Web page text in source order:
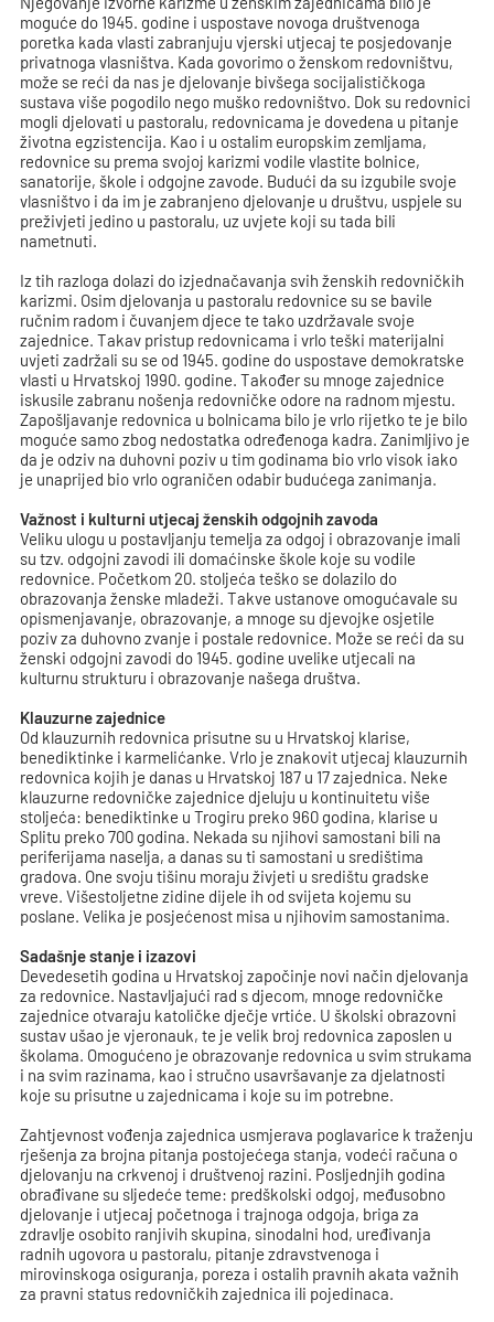
moguće do 1945. godine i uspostave novoga društvenoga
poretka kada vlasti zabranjuju vjerski utjecaj te posjedovanje
privatnoga vlasništva. Kada govorimo o ženskom redovništvu,
može se reći da nas je djelovanje bivšega socijalističkoga
sustava više pogodilo nego muško redovništvo. Dok su redovnici
mogli djelovati u pastoralu, redovnicama je dovedena u pitanje
životna egzistencija. Kao i u ostalim europskim zemljama,
redovnice su prema svojoj karizmi vodile vlastite bolnice,
sanatorije, škole i odgojne zavode. Budući da su izgubile svoje
vlasništvo i da im je zabranjeno djelovanje u društvu, uspjele su
preživjeti jedino u pastoralu, uz uvjete koji su tada bili
nametnuti.
Iz tih razloga dolazi do izjednačavanja svih ženskih redovničkih
karizmi. Osim djelovanja u pastoralu redovnice su se bavile
ručnim radom i čuvanjem djece te tako uzdržavale svoje
zajednice. Takav pristup redovnicama i vrlo teški materijalni
uvjeti zadržali su se od 1945. godine do uspostave demokratske
vlasti u Hrvatskoj 1990. godine. Također su mnoge zajednice
iskusile zabranu nošenja redovničke odore na radnom mjestu.
Zapošljavanje redovnica u bolnicama bilo je vrlo rijetko te je bilo
moguće samo zbog nedostatka određenoga kadra. Zanimljivo je
da je odziv na duhovni poziv u tim godinama bio vrlo visok iako
je unaprijed bio vrlo ograničen odabir budućega zanimanja.
Važnost i kulturni utjecaj ženskih odgojnih zavoda
Veliku ulogu u postavljanju temelja za odgoj i obrazovanje imali
su tzv. odgojni zavodi ili domaćinske škole koje su vodile
redovnice. Početkom 20. stoljeća teško se dolazilo do
obrazovanja ženske mladeži. Takve ustanove omogućavale su
opismenjavanje, obrazovanje, a mnoge su djevojke osjetile
poziv za duhovno zvanje i postale redovnice. Može se reći da su
ženski odgojni zavodi do 1945. godine uvelike utjecali na
kulturnu strukturu i obrazovanje našega društva.
Klauzurne zajednice
Od klauzurnih redovnica prisutne su u Hrvatskoj klarise,
benediktinke i karmelićanke. Vrlo je znakovit utjecaj klauzurnih
redovnica kojih je danas u Hrvatskoj 187 u 17 zajednica. Neke
klauzurne redovničke zajednice djeluju u kontinuitetu više
stoljeća: benediktinke u Trogiru preko 960 godina, klarise u
Splitu preko 700 godina. Nekada su njihovi samostani bili na
periferijama naselja, a danas su ti samostani u središtima
gradova. One svoju tišinu moraju živjeti u središtu gradske
vreve. Višestoljetne zidine dijele ih od svijeta kojemu su
poslane. Velika je posjećenost misa u njihovim samostanima.
Sadašnje stanje i izazovi
Devedesetih godina u Hrvatskoj započinje novi način djelovanja
za redovnice. Nastavljajući rad s djecom, mnoge redovničke
zajednice otvaraju katoličke dječje vrtiće. U školski obrazovni
sustav ušao je vjeronauk, te je velik broj redovnica zaposlen u
školama. Omogućeno je obrazovanje redovnica u svim strukama
i na svim razinama, kao i stručno usavršavanje za djelatnosti
koje su prisutne u zajednicama i koje su im potrebne.
Zahtjevnost vođenja zajednica usmjerava poglavarice k traženju
rješenja za brojna pitanja postojećega stanja, vodeći računa o
djelovanju na crkvenoj i društvenoj razini. Posljednjih godina
obrađivane su sljedeće teme: predškolski odgoj, međusobno
djelovanje i utjecaj početnoga i trajnoga odgoja, briga za
zdravlje osobito ranjivih skupina, sinodalni hod, uređivanja
radnih ugovora u pastoralu, pitanje zdravstvenoga i
mirovinskoga osiguranja, poreza i ostalih pravnih akata važnih
za pravni status redovničkih zajednica ili pojedinaca.